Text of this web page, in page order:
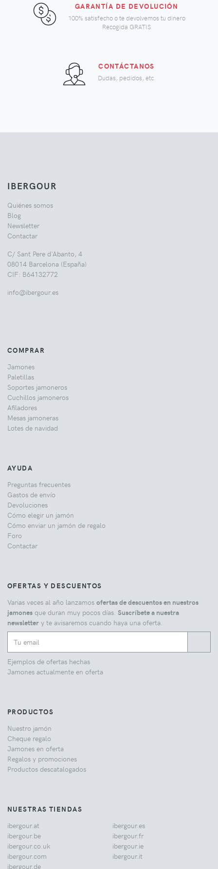
GARANTÍA DE DEVOLUCIÓN
100% satisfecho o te devolvemos tu dinero
Recogida GRATIS
CONTÁCTANOS
Dudas, pedidos, etc.
IBERGOUR
Quiénes somos
Blog
Newsletter
Contactar
C/ Sant Pere d'Abanto, 4
08014 Barcelona (España)
CIF: B64132772
info@ibergour.es
COMPRAR
Jamones
Paletillas
Soportes jamoneros
Cuchillos jamoneros
Afiladores
Mesas jamoneras
Lotes de navidad
AYUDA
Preguntas frecuentes
Gastos de envío
Devoluciones
Cómo elegir un jamón
Cómo enviar un jamón de regalo
Foro
Contactar
OFERTAS Y DESCUENTOS
Varias veces al año lanzamos ofertas de descuentos en nuestros
jamones que duran muy pocos días. Suscríbete a nuestra
newsletter y te avisaremos cuando haya una oferta.
Ejemplos de ofertas hechas
Jamones actualmente en oferta
PRODUCTOS
Nuestro jamón
Cheque regalo
Jamones en oferta
Regalos y promociones
Productos descatalogados
NUESTRAS TIENDAS
ibergour.at
ibergour.be
ibergour.co.uk
ibergour.com
ibergour.de
ibergour.es
ibergour.fr
ibergour.ie
ibergour.it